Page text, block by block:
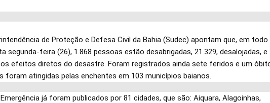
de Proteção e Defesa Civil da Bahia (Sudec) apontam que, em todo
segunda-feira (26), 1.868 pessoas estão desabrigadas, 21.329, desalojadas, e
efeitos diretos do desastre. Foram registrados ainda sete feridos e um
foram atingidas pelas enchentes em 103 municípios baianos.
já foram publicados por 81 cidades, que são: Aiquara, Alagoinhas,